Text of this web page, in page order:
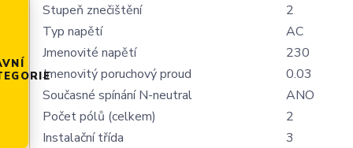
Stupeň znečištění
2
Typ napětí
AC
Jmenovité napětí
230
Jmenovitý poruchový proud
0.03
Současné spínání N-neutral
ANO
Počet pólů (celkem)
2
Instalační třída
3